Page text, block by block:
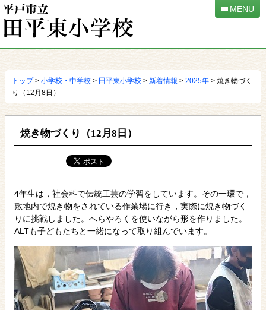
動
MENU
トップ> 小学校・中学校 > 田平東小学校 > 新着情報 > 2025年 > 焼き物づく
り（12月8日）
焼き物づくり（12月8日）
4年生は，社会科で伝統工芸の学習をしています。その一環で，
敷地内で焼き物をされている作業場に行き，実際に焼き物づく
りに挑戦しました。へらやろくを使いながら形を作りました。
ALTも子どもたちと一緒になって取り組んでいます。